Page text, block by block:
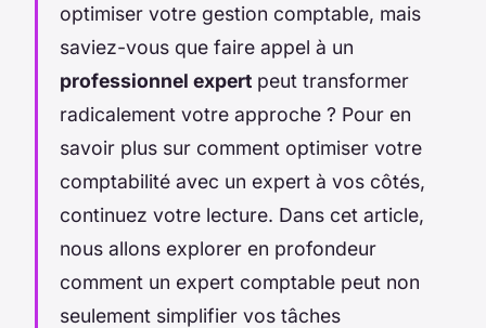
optimiser votre gestion comptable, mais
saviez-vous que faire appel à un
professionnel expert peut transformer
radicalement votre approche ? Pour en
savoir plus sur comment optimiser votre
comptabilité avec un expert à vos côtés,
continuez votre lecture. Dans cet article,
nous allons explorer en profondeur
comment un expert comptable peut non
seulement simplifier vos tâches